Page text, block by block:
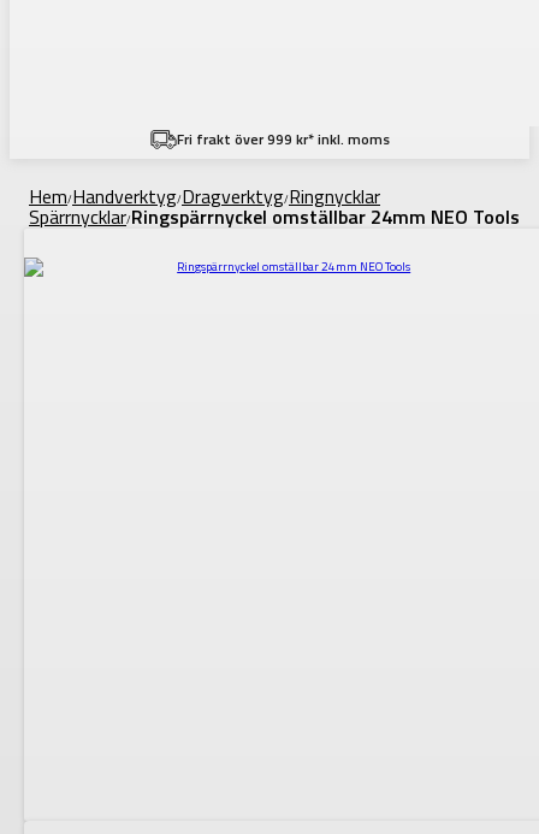
Fri frakt över 999 kr* inkl. moms
Hem/Handverktyg/Dragverktyg/Ringnycklar
Spärrnycklar/Ringspärrnyckel omställbar 24mm NEO Tools